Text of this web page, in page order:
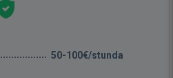
50-100€/stunda